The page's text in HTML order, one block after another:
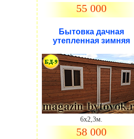
55 000
Бытовка дачная
утепленная зимняя
6х2,3м.
58 000